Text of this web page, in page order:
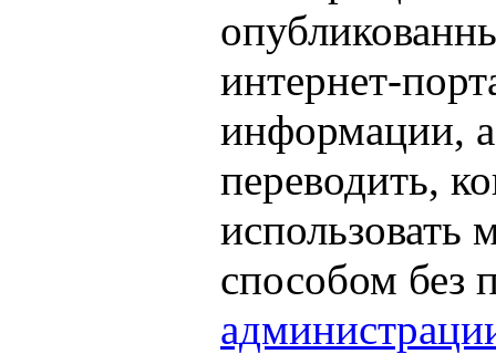
интернет-
информации, а
переводить,
способом без